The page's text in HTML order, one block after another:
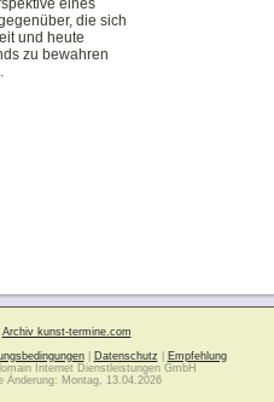
eines
die sich
und heute
zu bewahren
Archiv kunst-termine.com
| Datenschutz
Empfehlung
Internet Dienstleistungen GmbH
Änderung: Montag, 13.04.2026